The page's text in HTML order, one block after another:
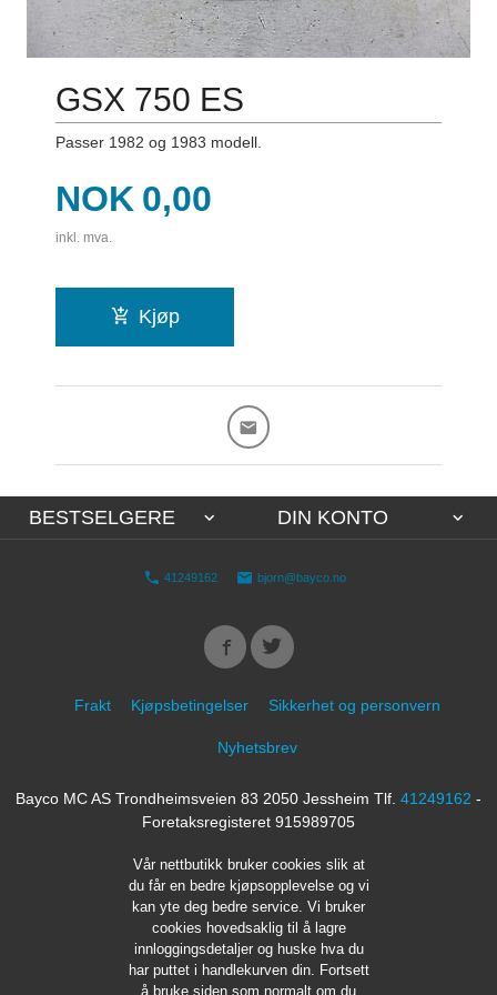
GSX 750 ES
Passer 1982 og 1983 modell.
Pris
NOK 0,00
inkl. mva.
Kjøp
BESTSELGERE DIN KONTO
41249162 bjorn@bayco.no
Frakt Kjøpsbetingelser Sikkerhet og personvern
Nyhetsbrev
Bayco MC AS Trondheimsveien 83 2050 Jessheim Tlf. 41249162 -
Foretaksregisteret 915989705
Vår nettbutikk bruker cookies slik at
du får en bedre kjøpsopplevelse og vi
kan yte deg bedre service. Vi bruker
cookies hovedsaklig til å lagre
innloggingsdetaljer og huske hva du
har puttet i handlekurven din. Fortsett
å bruke siden som normalt om du